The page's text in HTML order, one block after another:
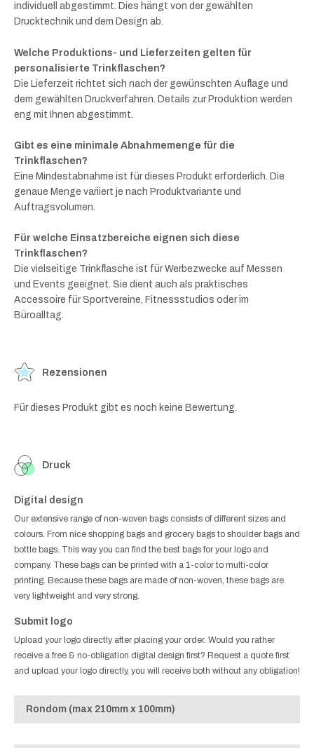
individuell abgestimmt. Dies hängt von der gewählten
Drucktechnik und dem Design ab.
Welche Produktions- und Lieferzeiten gelten für
personalisierte Trinkflaschen?
Die Lieferzeit richtet sich nach der gewünschten Auflage und
dem gewählten Druckverfahren. Details zur Produktion werden
eng mit Ihnen abgestimmt.
Gibt es eine minimale Abnahmemenge für die
Trinkflaschen?
Eine Mindestabnahme ist für dieses Produkt erforderlich. Die
genaue Menge variiert je nach Produktvariante und
Auftragsvolumen.
Für welche Einsatzbereiche eignen sich diese
Trinkflaschen?
Die vielseitige Trinkflasche ist für Werbezwecke auf Messen
und Events geeignet. Sie dient auch als praktisches
Accessoire für Sportvereine, Fitnessstudios oder im
Büroalltag.
Rezensionen
Für dieses Produkt gibt es noch keine Bewertung.
Druck
Digital design
Our extensive range of non-woven bags consists of different sizes and
colours. From nice shopping bags and grocery bags to shoulder bags and
bottle bags. This way you can find the best bags for your logo and
company. These bags can be printed with a 1-color to multi-color
printing. Because these bags are made of non-woven, these bags are
very lightweight and very strong.
Submit logo
Upload your logo directly after placing your order. Would you rather
receive a free & no-obligation digital design first? Request a quote first
and upload your logo directly, you will receive both without any obligation!
Rondom (max 210mm x 100mm)